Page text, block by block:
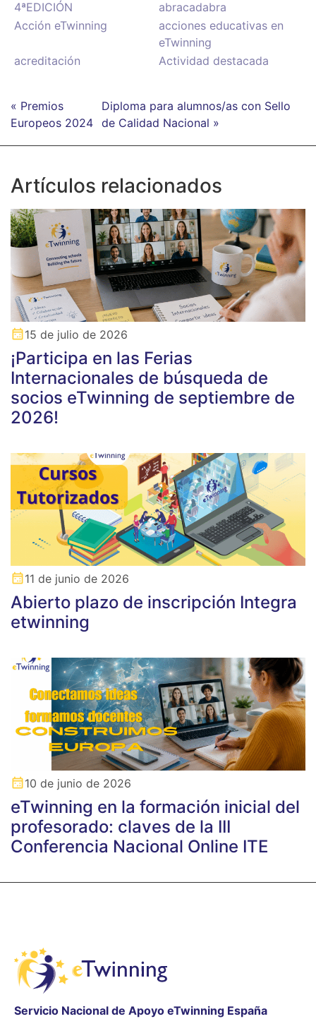
4ªEDICIÓN
abracadabra
Acción eTwinning
acciones educativas en
eTwinning
acreditación
Actividad destacada
« Premios
Europeos 2024
Diploma para alumnos/as con Sello
de Calidad Nacional »
Artículos relacionados
15 de julio de 2026
¡Participa en las Ferias
Internacionales de búsqueda de
socios eTwinning de septiembre de
2026!
11 de junio de 2026
Abierto plazo de inscripción Integra
etwinning
10 de junio de 2026
eTwinning en la formación inicial del
profesorado: claves de la III
Conferencia Nacional Online ITE
Servicio Nacional de Apoyo eTwinning España